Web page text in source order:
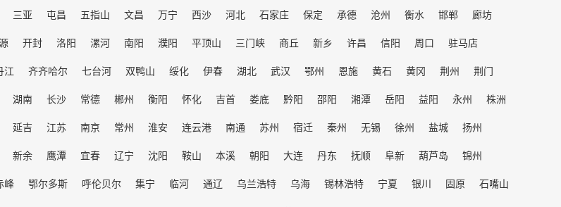
三亚 屯昌 五指山 文昌 万宁 西沙 河北 石家庄 保定 承德 沧州 衡水 邯郸
廊坊
开封 洛阳 漯河 南阳 濮阳 平顶山 三门峡 商丘 新乡 许昌 信阳 周口
驻马店
江 齐齐哈尔 七台河 双鸭山 绥化 伊春 湖北 武汉 鄂州 恩施 黄石 黄冈 荆州
荆门
湖南 长沙 常德 郴州 衡阳 怀化 吉首 娄底 黔阳 邵阳 湘潭 岳阳 益阳 永州
株洲
延吉 江苏 南京 常州 淮安 连云港 南通 苏州 宿迁 秦州 无锡 徐州 盐城
扬州
新余 鹰潭 宜春 辽宁 沈阳 鞍山 本溪 朝阳 大连 丹东 抚顺 阜新 葫芦岛
锦州
峰 鄂尔多斯 呼伦贝尔 集宁 临河 通辽 乌兰浩特 乌海 锡林浩特 宁夏 银川 固原
石嘴山